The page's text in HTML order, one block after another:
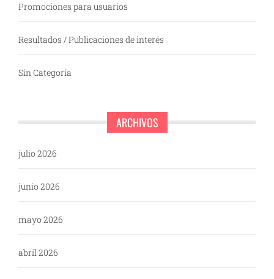
Promociones para usuarios
Resultados / Publicaciones de interés
Sin Categoría
ARCHIVOS
julio 2026
junio 2026
mayo 2026
abril 2026